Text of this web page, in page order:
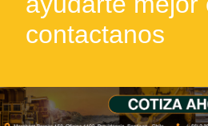
contactanos